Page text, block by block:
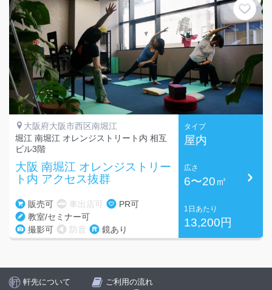
大阪府大阪市西区南堀江
堀江 南堀江 オレンジストリート内 相互
ビル3階
大阪 南堀江 オレンジストリー
ト内 アクセス抜群
販売可 車出店可
PR可
教室/セミナー可
撮影可
防音 鏡あり
タイプ
屋内
広さ
6〜20㎡
1日あたり
13,200円
軒先について
ご利用の流れ